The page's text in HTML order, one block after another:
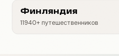
Финляндия
11940+ путешественников